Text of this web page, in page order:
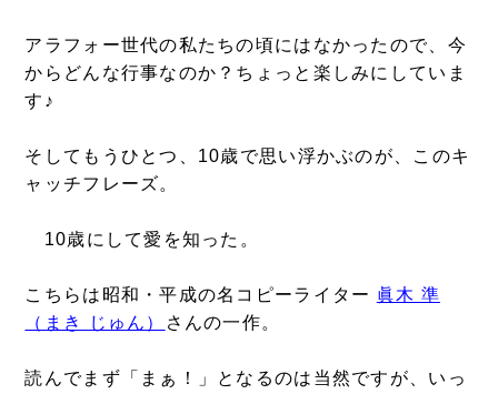
アラフォー世代の私たちの頃にはなかったので、今
からどんな行事なのか？ちょっと楽しみにしていま
す♪
そしてもうひとつ、10歳で思い浮かぶのが、このキ
ャッチフレーズ。
10歳にして愛を知った。
こちらは昭和・平成の名コピーライター 眞木 準
（まき じゅん）
さんの一作。
読んでまず「まぁ！」となるのは当然ですが、いっ